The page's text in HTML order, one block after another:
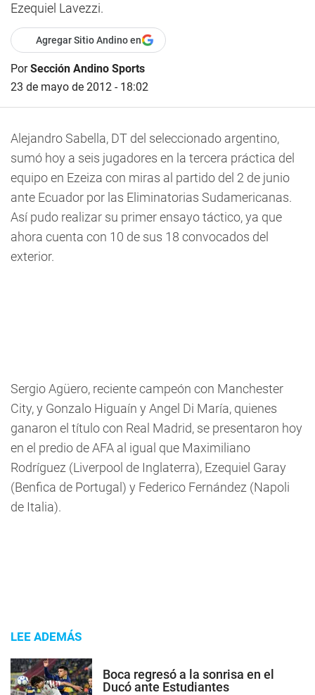
Ezequiel Lavezzi.
Agregar Sitio Andino en
PorSección Andino Sports
23 de mayo de 2012 - 18:02
Alejandro Sabella, DT del seleccionado argentino,
sumó hoy a seis jugadores en la tercera práctica del
equipo en Ezeiza con miras al partido del 2 de junio
ante Ecuador por las Eliminatorias Sudamericanas.
Así pudo realizar su primer ensayo táctico, ya que
ahora cuenta con 10 de sus 18 convocados del
exterior.
Sergio Agüero, reciente campeón con Manchester
City, y Gonzalo Higuaín y Angel Di María, quienes
ganaron el título con Real Madrid, se presentaron hoy
en el predio de AFA al igual que Maximiliano
Rodríguez (Liverpool de Inglaterra), Ezequiel Garay
(Benfica de Portugal) y Federico Fernández (Napoli
de Italia).
LEE ADEMÁS
Boca regresó a la sonrisa en el
Ducó ante Estudiantes